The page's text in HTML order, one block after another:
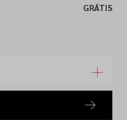
GRÁTIS